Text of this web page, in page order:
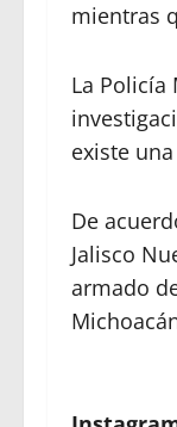
mientras
La Policía
existe
De
Jalisco
armado